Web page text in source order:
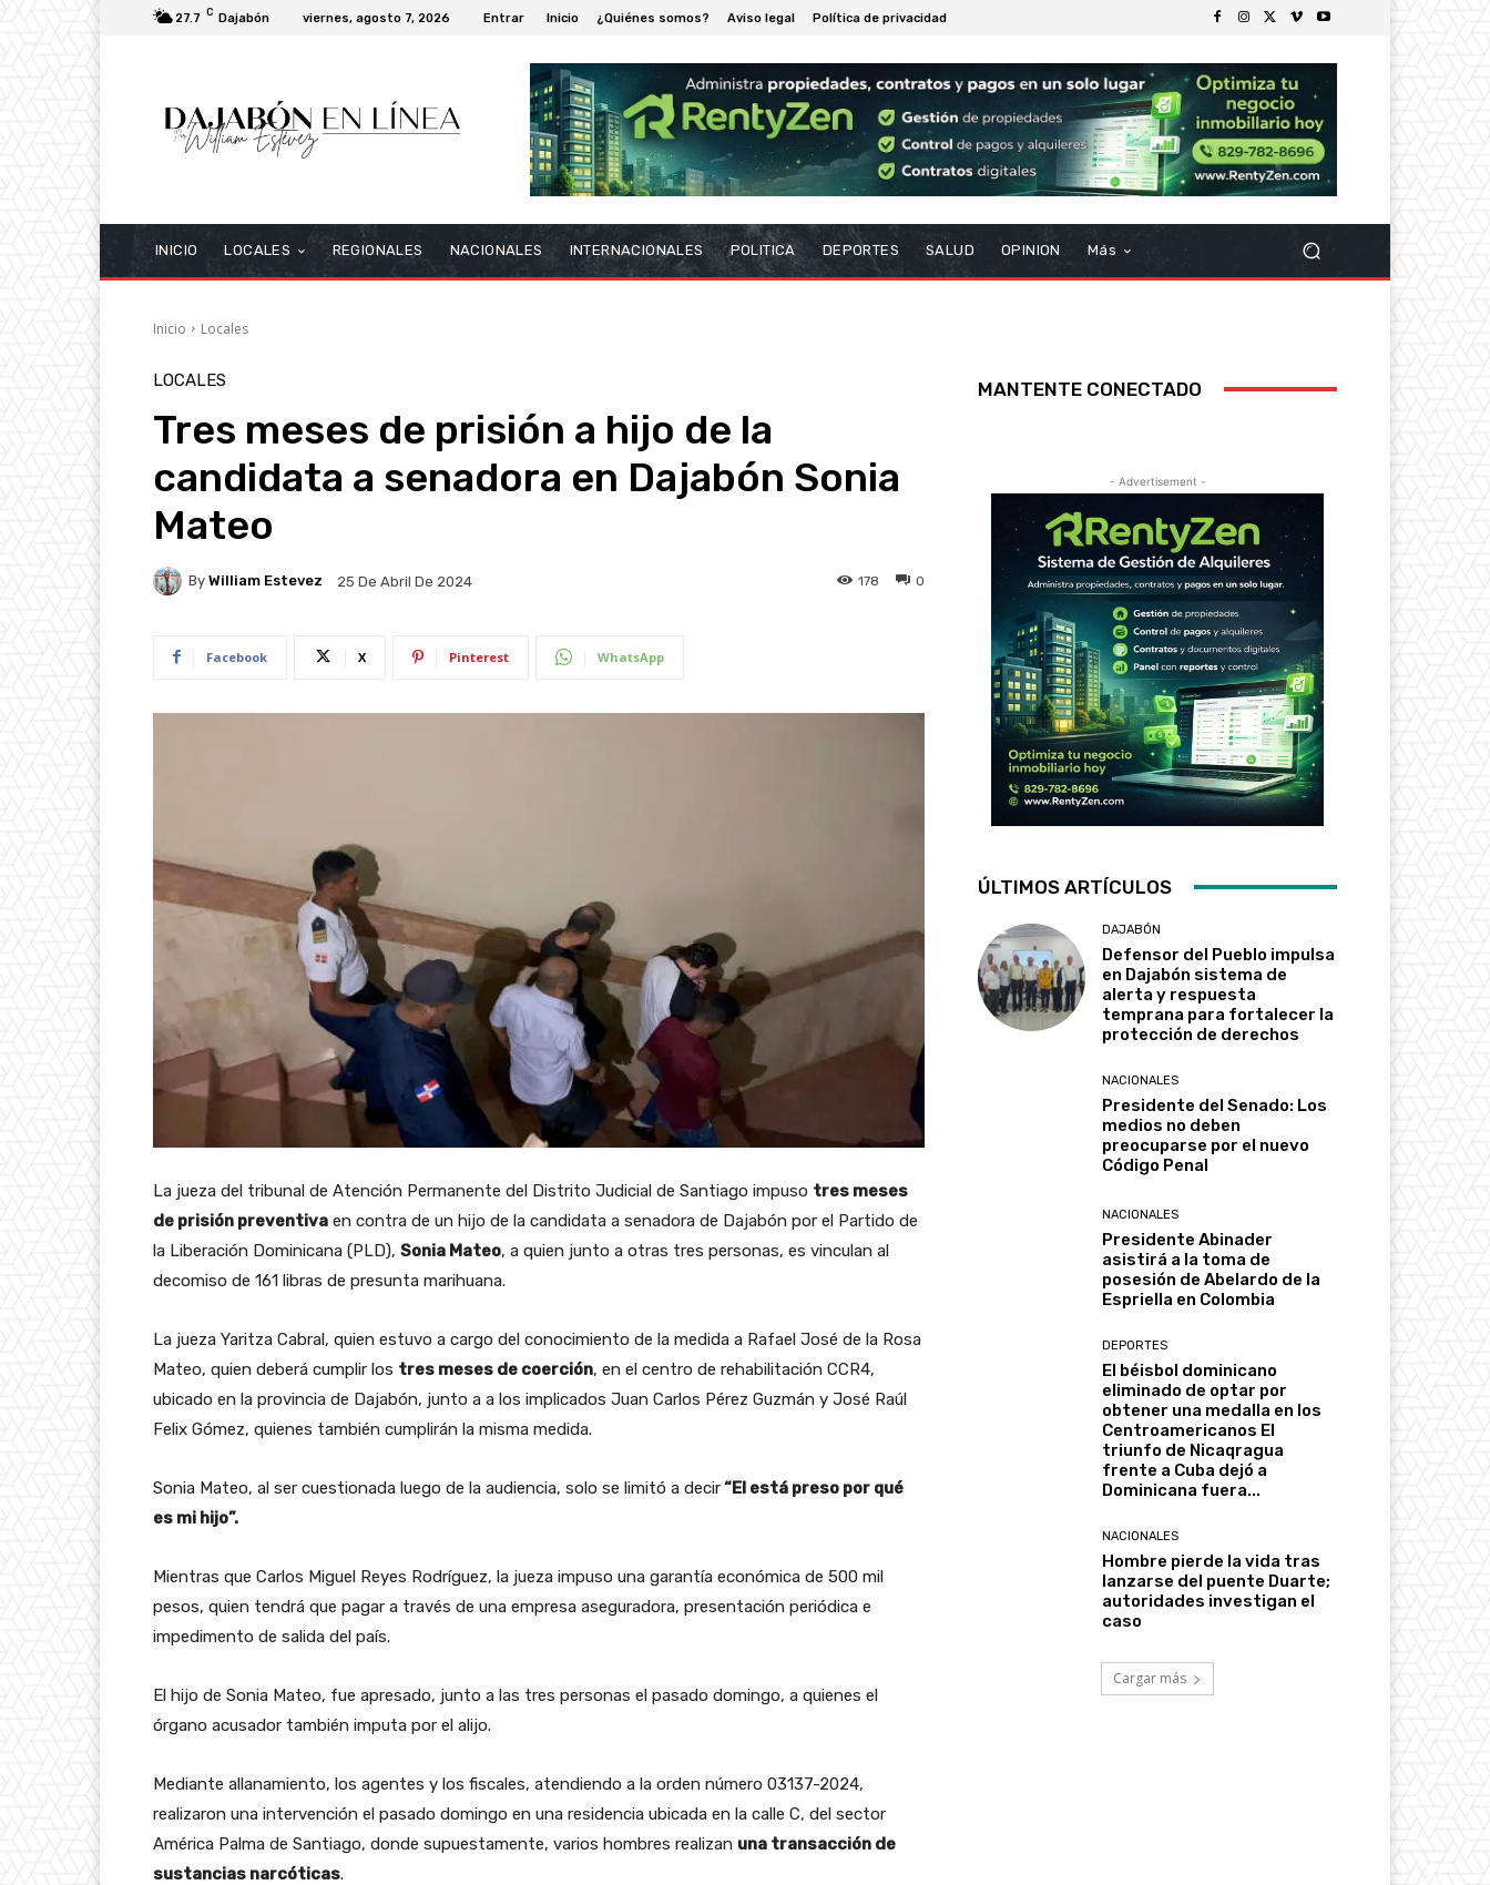
27.7 C Dajabón viernes, agosto 7, 2026 Entrar Inicio ¿Quiénes somos? Aviso legal Política de privacidad
INICIO LOCALES REGIONALES NACIONALES INTERNACIONALES POLITICA DEPORTES SALUD OPINION Más
Inicio Locales
LOCALES
Tres meses de prisión a hijo de la
candidata a senadora en Dajabón Sonia
Mateo
By William Estevez 25 De Abril De 2024 0
178
Facebook X Pinterest WhatsApp
La jueza del tribunal de Atención Permanente del Distrito Judicial de Santiago impuso tres meses
de prisión preventiva en contra de un hijo de la candidata a senadora de Dajabón por el Partido de
la Liberación Dominicana (PLD), Sonia Mateo, a quien junto a otras tres personas, es vinculan al
decomiso de 161 libras de presunta marihuana.
La jueza Yaritza Cabral, quien estuvo a cargo del conocimiento de la medida a Rafael José de la Rosa
Mateo, quien deberá cumplir los tres meses de coerción, en el centro de rehabilitación CCR4,
ubicado en la provincia de Dajabón, junto a a los implicados Juan Carlos Pérez Guzmán y José Raúl
Felix Gómez, quienes también cumplirán la misma medida.
Sonia Mateo, al ser cuestionada luego de la audiencia, solo se limitó a decir“El está preso por qué
es mi hijo”.
Mientras que Carlos Miguel Reyes Rodríguez, la jueza impuso una garantía económica de 500 mil
pesos, quien tendrá que pagar a través de una empresa aseguradora, presentación periódica e
impedimento de salida del país.
El hijo de Sonia Mateo, fue apresado, junto a las tres personas el pasado domingo, a quienes el
órgano acusador también imputa por el alijo.
Mediante allanamiento, los agentes y los fiscales, atendiendo a la orden número 03137-2024,
realizaron una intervención el pasado domingo en una residencia ubicada en la calle C, del sector
América Palma de Santiago, donde supuestamente, varios hombres realizan una transacción de
sustancias narcóticas.
MANTENTE CONECTADO
- Advertisement -
ÚLTIMOS ARTÍCULOS
DAJABÓN
Defensor del Pueblo impulsa
en Dajabón sistema de
alerta y respuesta
temprana para fortalecer la
protección de derechos
NACIONALES
Presidente del Senado: Los
medios no deben
preocuparse por el nuevo
Código Penal
NACIONALES
Presidente Abinader
asistirá a la toma de
posesión de Abelardo de la
Espriella en Colombia
DEPORTES
El béisbol dominicano
eliminado de optar por
obtener una medalla en los
Centroamericanos El
triunfo de Nicaqragua
frente a Cuba dejó a
Dominicana fuera...
NACIONALES
Hombre pierde la vida tras
lanzarse del puente Duarte;
autoridades investigan el
caso
Cargar más